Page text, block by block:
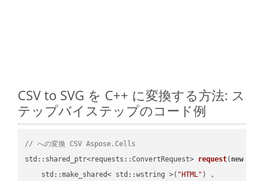
CSV to SVG を C++ に変換する方法: ス
テップバイステップのコード例
// への変換 CSV Aspose.Cells
std::shared_ptr<requests::ConvertRequest> request( new
    std::make_shared< std::wstring >(
"HTML" ) ,